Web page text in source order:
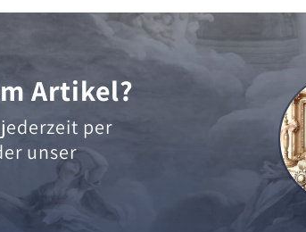
Artikel?
per
unser